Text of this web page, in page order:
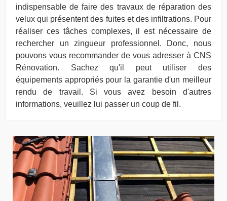
indispensable de faire des travaux de réparation des
velux qui présentent des fuites et des infiltrations. Pour
réaliser ces tâches complexes, il est nécessaire de
rechercher un zingueur professionnel. Donc, nous
pouvons vous recommander de vous adresser à CNS
Rénovation. Sachez qu'il peut utiliser des
équipements appropriés pour la garantie d'un meilleur
rendu de travail. Si vous avez besoin d'autres
informations, veuillez lui passer un coup de fil.